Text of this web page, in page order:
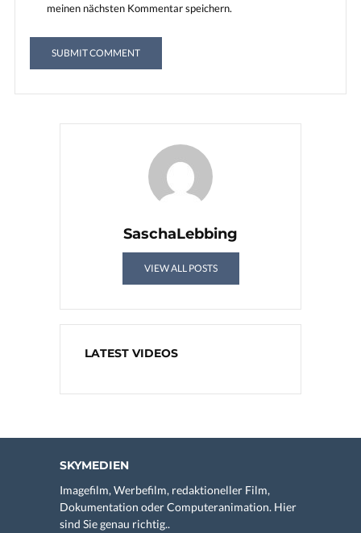
meinen nächsten Kommentar speichern.
SaschaLebbing
VIEW ALL POSTS
LATEST VIDEOS
SKYMEDIEN
Imagefilm, Werbefilm, redaktioneller Film,
Dokumentation oder Computeranimation. Hier
sind Sie genau richtig..